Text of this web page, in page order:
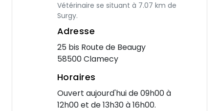
Vétérinaire se situant à 7.07 km de
Surgy.
Adresse
25 bis Route de Beaugy
58500 Clamecy
Horaires
Ouvert aujourd'hui de 09h00 à
12h00 et de 13h30 à 16h00.